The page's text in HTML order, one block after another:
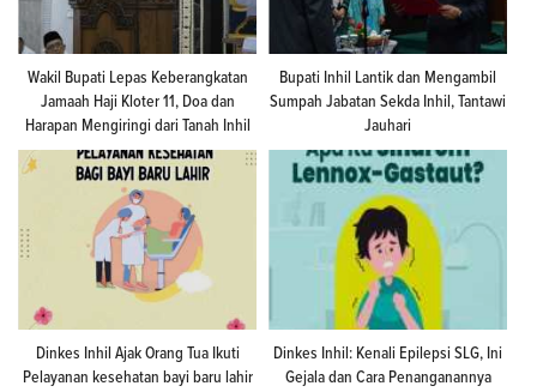
Wakil Bupati Lepas Keberangkatan
Jamaah Haji Kloter 11, Doa dan
Harapan Mengiringi dari Tanah Inhil
Bupati Inhil Lantik dan Mengambil
Sumpah Jabatan Sekda Inhil, Tantawi
Jauhari
Dinkes Inhil Ajak Orang Tua Ikuti
Pelayanan kesehatan bayi baru lahir
Dinkes Inhil: Kenali Epilepsi SLG, Ini
Gejala dan Cara Penanganannya